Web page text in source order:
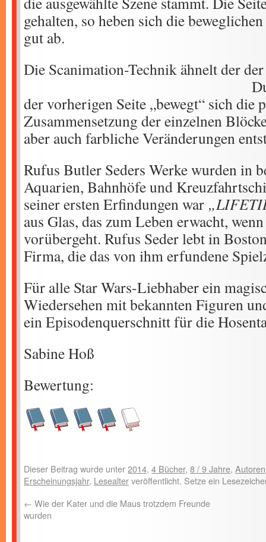
gehalten, so heben sich die
gut ab.
Die Scanimation-Technik ähnelt
Durch die
der vorherigen Seite „bewegt“ sich die
Zusammensetzung der einzelnen
aber auch farbliche Veränderungen
Rufus Butler Seders Werke wurden in
Aquarien, Bahnhöfe und
seiner ersten Erfindungen war
aus Glas, das zum Leben erwacht,
vorübergeht. Rufus Seder lebt in
Firma, die das von ihm erfundene
Für alle Star Wars-Liebhaber ein
Wiedersehen mit bekannten Figuren
ein Episodenquerschnitt für die
Sabine Hoß
Bewertung:
Dieser Beitrag wurde unter2014, 4 Bücher, 8 / 9 Jahre, Autoren
Erscheinungsjahr, Lesealterveröffentlicht. Setze ein
← Wie der Kater und die Maus trotzdem Freunde
wurden